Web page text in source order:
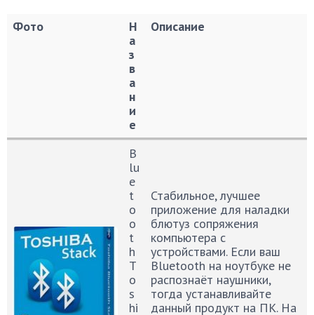
Фото
Н
а
з
в
а
н
и
е
Описание
Н
а
з
в
а
н
и
е
B
lu
e
t
o
o
t
h
T
o
s
hi
Стабильное, лучшее
приложение для наладки
блютуз сопряжения
компьютера с
устройствами. Если ваш
Bluetooth на ноутбуке не
распознаёт наушники,
тогда устанавливайте
данный продукт на ПК. На